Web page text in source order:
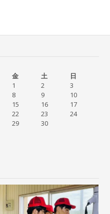
金 土
日
1
2
3
8 9
10
15 16
17
22 23
24
29 30